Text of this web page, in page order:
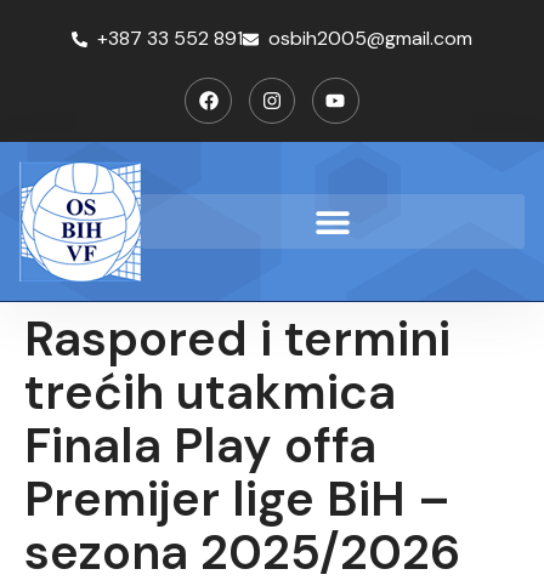
+387 33 552 891 osbih2005@gmail.com
Raspored i termini
trećih utakmica
Finala Play offa
Premijer lige BiH –
sezona 2025/2026